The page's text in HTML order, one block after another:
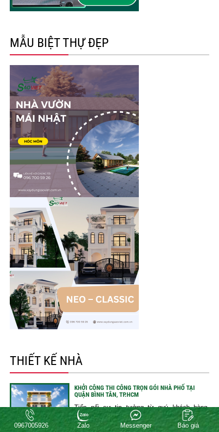
MẪU BIỆT THỰ ĐẸP
THIẾT KẾ NHÀ
KHỞI CÔNG THI CÔNG TRỌN GÓI NHÀ PHỐ TẠI
QUẬN BÌNH TÂN, TP.HCM
Tiếp nối sự tin tưởng từ quý khách hàng,
vừa...
0967005926
Zalo Messenger Báo giá